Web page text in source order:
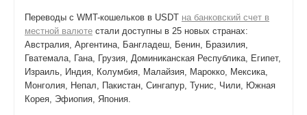
Переводы с WMT-кошельков в USDT на банковский счет в
местной валюте стали доступны в 25 новых странах:
Австралия, Аргентина, Бангладеш, Бенин, Бразилия,
Гватемала, Гана, Грузия, Доминиканская Республика, Египет,
Израиль, Индия, Колумбия, Малайзия, Марокко, Мексика,
Монголия, Непал, Пакистан, Сингапур, Тунис, Чили, Южная
Корея, Эфиопия, Япония.